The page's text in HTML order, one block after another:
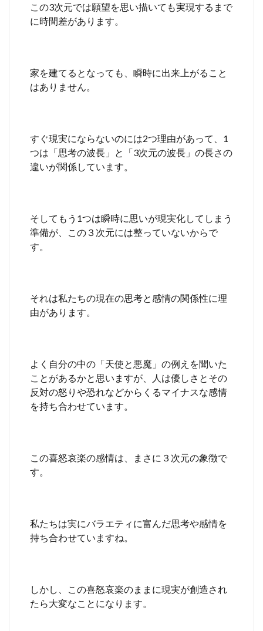
この3次元では願望を思い描いても実現するまで
に時間差があります。
家を建てるとなっても、瞬時に出来上がること
はありません。
すぐ現実にならないのには2つ理由があって、1
つは「思考の波長」と「3次元の波長」の長さの
違いが関係しています。
そしてもう1つは瞬時に思いが現実化してしまう
準備が、この３次元には整っていないからで
す。
それは私たちの現在の思考と感情の関係性に理
由があります。
よく自分の中の「天使と悪魔」の例えを聞いた
ことがあるかと思いますが、人は優しさとその
反対の怒りや恐れなどからくるマイナスな感情
を持ち合わせています。
この喜怒哀楽の感情は、まさに３次元の象徴で
す。
私たちは実にバラエティに富んだ思考や感情を
持ち合わせていますね。
しかし、この喜怒哀楽のままに現実が創造され
たら大変なことになります。